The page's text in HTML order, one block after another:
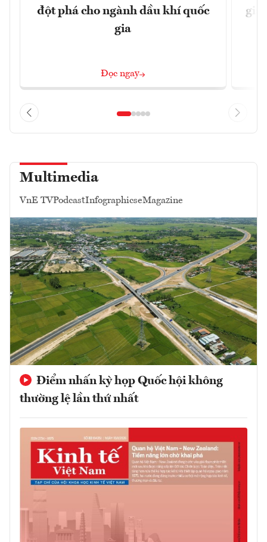
đột phá cho ngành dầu khí quốc
gia
Đọc ngay
Multimedia
VnE TVPodcastInfographicseMagazine
Điểm nhấn kỳ họp Quốc hội không
thường lệ lần thứ nhất